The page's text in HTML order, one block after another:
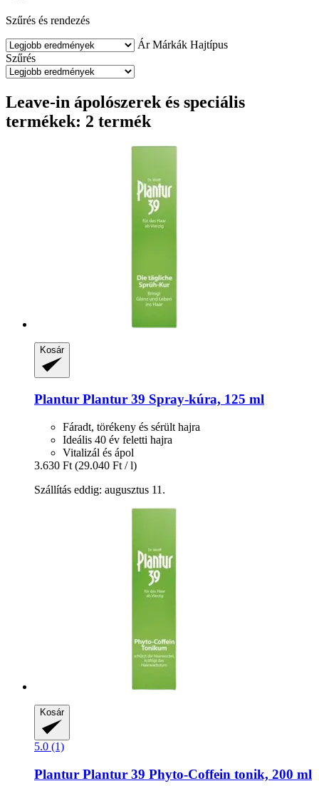
Szűrés és rendezés
Ár Márkák Hajtípus
Szűrés
Leave-in ápolószerek és speciális
termékek: 2 termék
Kosár
Plantur Plantur 39 Spray-​kúra, 125 ml
Fáradt, törékeny és sérült hajra
Ideális 40 év feletti hajra
Vitalizál és ápol
3.630 Ft (29.040 Ft / l)
Szállítás eddig: augusztus 11.
Kosár
5.0 (1)
Plantur Plantur 39 Phyto-​Coffein tonik, 200 ml